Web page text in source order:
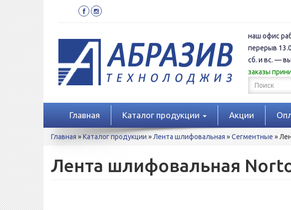
Перейти
к
основному
содержанию
наш офис
перерыв
сб. и вс. —
заказы
Форма
Поиск
Главная Каталог продукции Акции
Вы
Главная »Каталог продукции »Лента шлифовальная »Сегментные »
Лента шлифовальная